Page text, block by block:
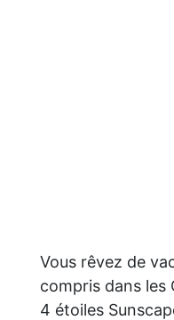
Vous rêvez de
compris dans les
4 étoiles